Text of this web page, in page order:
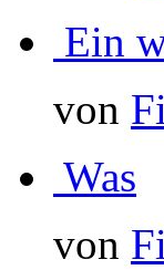
Ein
von
Was
von